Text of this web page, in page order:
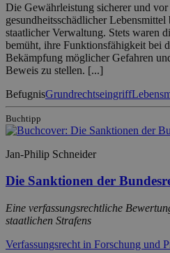
Die Gewährleistung sicherer und
gesundheitsschädlicher
staatlicher Verwaltung. Stets waren
bemüht, ihre Funktionsfähigkeit bei
Bekämpfung möglicher Gefahren
Beweis zu stellen. [...]
BefugnisGrundrechtseingriff
Buchtipp
Jan-Philip Schneider
Die Sanktionen der
Eine verfassungsrechtliche
staatlichen Strafens
Verfassungsrecht in Forschung und